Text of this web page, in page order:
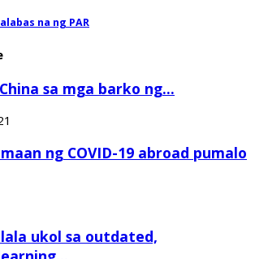
na ng PAR
sa mga barko ng...
ng COVID-19 abroad pumalo
ukol sa outdated,